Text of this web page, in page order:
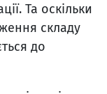
Та оскільки
складу
до